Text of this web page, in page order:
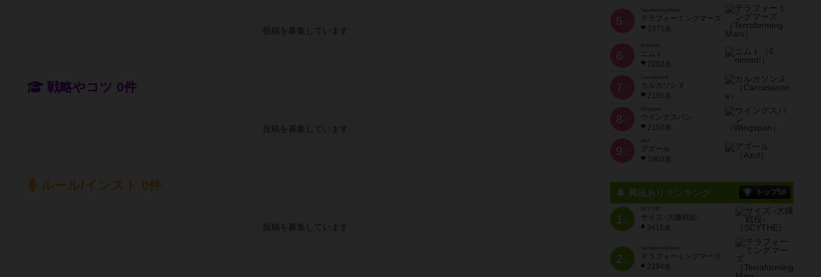
投稿を募集しています
戦略やコツ 0件
投稿を募集しています
ルール/インスト 0件
投稿を募集しています
5 位
Terraforming Mars
テラフォーミングマーズ
2371名
6 位
ニムト
2202名
7 位
Carcassonne
カルカソンヌ
2191名
8 位
Wingspan
ウイングスパン
2150名
9 位
Azul
アズール
1903名
興味ありランキング トップ50
1位
SCYTHE
サイズ -大鎌戦役-
2415名
2位
Terraforming Mars
テラフォーミングマーズ
2394名